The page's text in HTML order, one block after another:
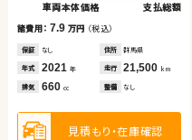
車両本体価格
支払総額
諸費用：7.9 万円 （税込）
保証 なし 住所 群馬県
年式 2021 年 走行 21,500 km
排気 660 cc 整備 なし
見積もり・在庫確認
なし 福島県
年式 2021年 走行
排気 1,000 整備 法定整備付
見積もり・在庫確認
なし 鳥取県
年式 2019年 走行
排気 1,500 整備 法定整備付
見積もり・在庫確認